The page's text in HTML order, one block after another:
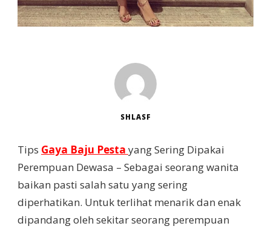
SHLASF
Tips Gaya Baju Pesta yang Sering Dipakai
Perempuan Dewasa – Sebagai seorang wanita
baikan pasti salah satu yang sering
diperhatikan. Untuk terlihat menarik dan enak
dipandang oleh sekitar seorang perempuan